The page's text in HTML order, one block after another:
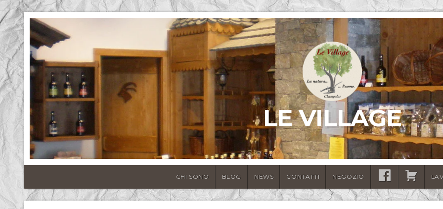
LE VILLAGE
CHI SONO BLOG NEWS CONTATTI NEGOZIO SEGUICI
SU
CARRELLO